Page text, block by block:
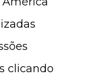
clicando